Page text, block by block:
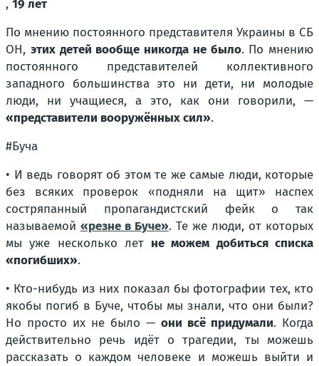
, 19 лет
По мнению постоянного представителя Украины в СБ
ОН, этих детей вообще никогда не было. По мнению
постоянного представителей коллективного
западного большинства это ни дети, ни молодые
люди, ни учащиеся, а это, как они говорили, —
«представители вооружённых сил».
#Буча
• И ведь говорят об этом те же самые люди, которые
без всяких проверок «подняли на щит» наспех
состряпанный пропагандистский фейк о так
называемой «резне в Буче». Те же люди, от которых
мы уже несколько лет не можем добиться списка
«погибших».
• Кто-нибудь из них показал бы фотографии тех, кто
якобы погиб в Буче, чтобы мы знали, что они были?
Но просто их не было — они всё придумали. Когда
действительно речь идёт о трагедии, ты можешь
рассказать о каждом человеке и можешь выйти и